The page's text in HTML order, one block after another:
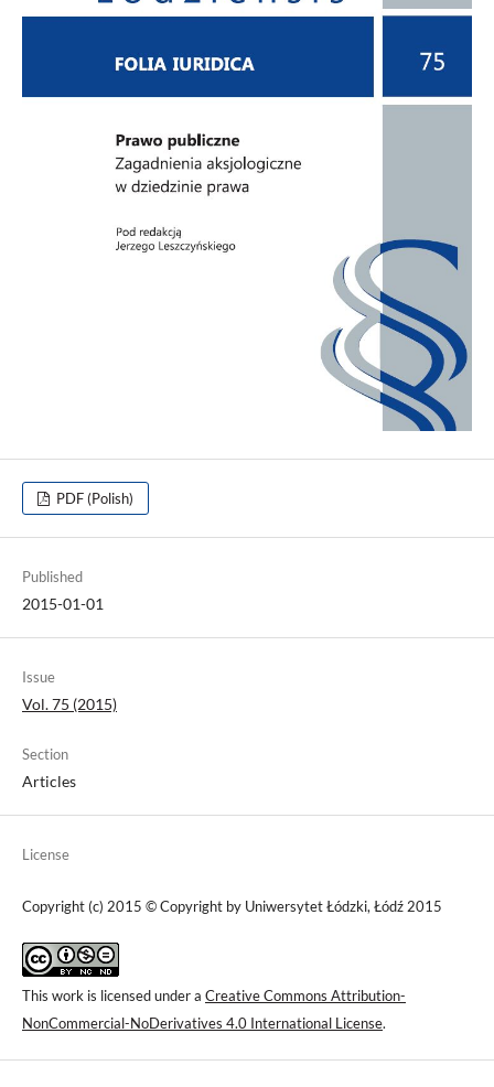
PDF (Polish)
Published
2015-01-01
Issue
Vol. 75 (2015)
Section
Articles
License
Copyright (c) 2015 © Copyright by Uniwersytet Łódzki, Łódź 2015
This work is licensed under a Creative Commons Attribution-
NonCommercial-NoDerivatives 4.0 International License.